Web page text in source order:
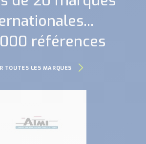
références
TOUTES LES MARQUES